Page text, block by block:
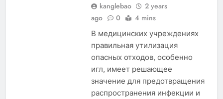
kanglebao
2 years
ago
0 4 mins
В медицинских учреждениях
правильная утилизация
опасных отходов, особенно
игл, имеет решающее
значение для предотвращения
распространения инфекции и